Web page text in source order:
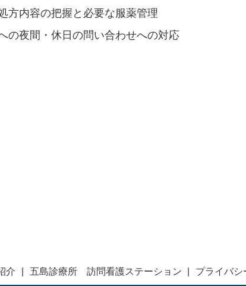
方内容の把握と必要な服薬管理
の夜間・休日の問い合わせへの対応
介 五島診療所 訪問看護ステーション プライバシ